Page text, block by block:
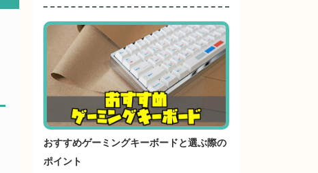
おすすめゲーミングキーボードと選ぶ際の
ポイント